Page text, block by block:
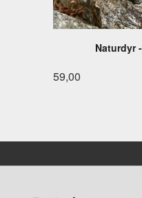
Naturdyr
59,00